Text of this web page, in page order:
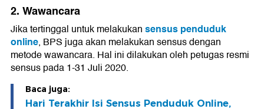
2. Wawancara
Jika tertinggal untuk melakukansensus penduduk
online, BPS juga akan melakukan sensus dengan
metode wawancara. Hal ini dilakukan oleh petugas resmi
sensus pada 1-31 Juli 2020.
Baca juga:
Hari Terakhir Isi Sensus Penduduk Online,